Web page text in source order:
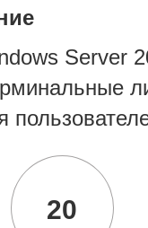
Server
20